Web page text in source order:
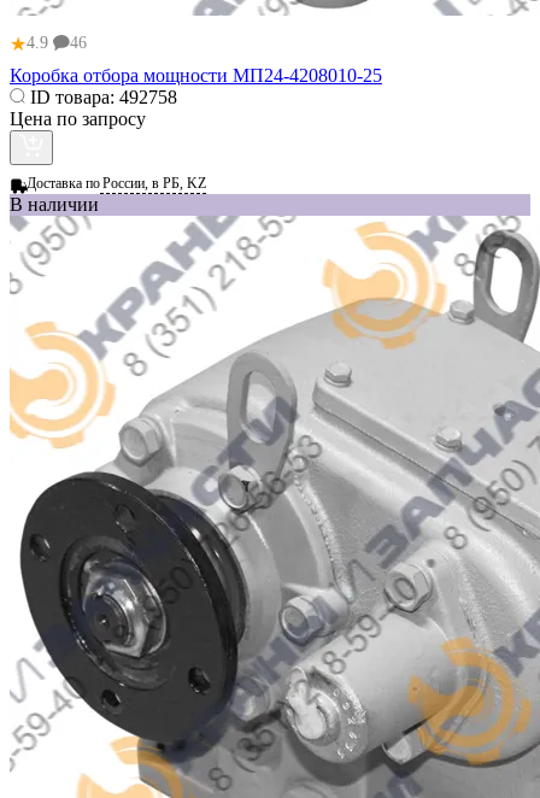
★4.9 46
Коробка отбора мощности МП24-4208010-25
ID товара: 492758
Цена по запросу
Доставка поРоссии, в РБ, KZ
В наличии